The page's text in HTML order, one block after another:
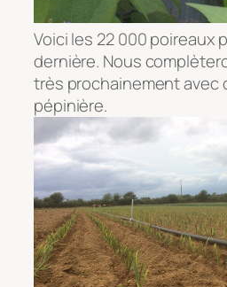
Voici les 22 000 poireaux
dernière. Nous
très prochainement avec
pépinière.